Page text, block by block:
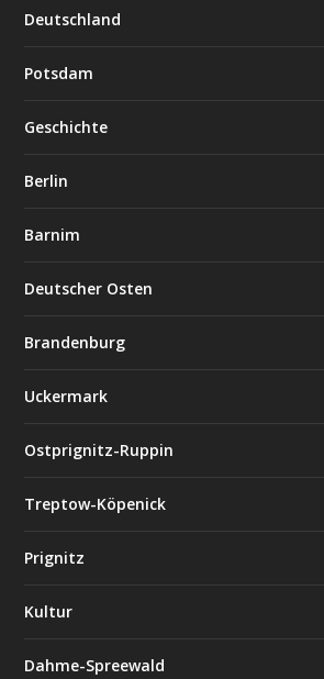
Deutschland
Potsdam
Geschichte
Berlin
Barnim
Deutscher Osten
Brandenburg
Uckermark
Ostprignitz-Ruppin
Treptow-Köpenick
Prignitz
Kultur
Dahme-Spreewald